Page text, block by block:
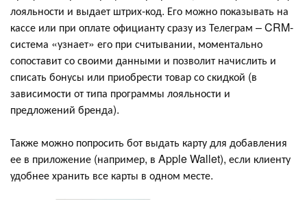
лояльности и выдает штрих-код. Его можно показывать на
кассе или при оплате официанту сразу из Телеграм – CRM-
система «узнает» его при считывании, моментально
сопоставит со своими данными и позволит начислить и
списать бонусы или приобрести товар со скидкой (в
зависимости от типа программы лояльности и
предложений бренда).
Также можно попросить бот выдать карту для добавления
ее в приложение (например, в Apple Wallet), если клиенту
удобнее хранить все карты в одном месте.